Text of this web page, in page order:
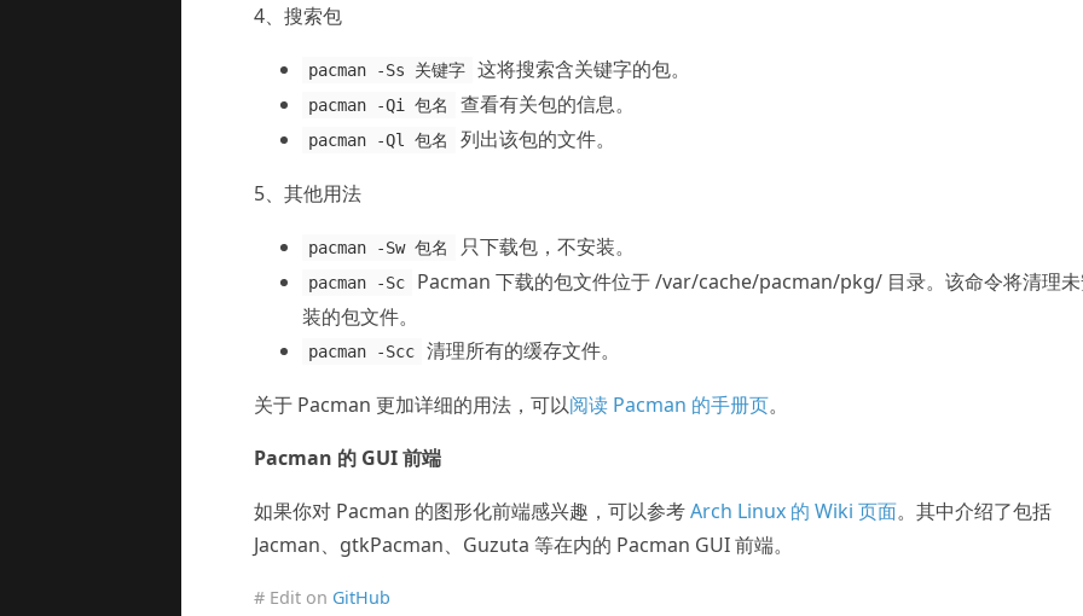
4、搜索包
pacman -Ss 关键字 这将搜索含关键字的包。
pacman -Qi 包名 查看有关包的信息。
pacman -Ql 包名 列出该包的文件。
5、其他用法
pacman -Sw 包名 只下载包，不安装。
pacman -Sc
Pacman 下载的包文件位于 /var/cache/pacman/pkg/ 目录。该命令将清理
装的包文件。
pacman -Scc 清理所有的缓存文件。
关于 Pacman 更加详细的用法，可以阅读 Pacman 的手册页。
Pacman 的 GUI 前端
如果你对 Pacman 的图形化前端感兴趣，可以参考Arch Linux 的 Wiki 页面。其中介绍了包括
Jacman、gtkPacman、Guzuta 等在内的 Pacman GUI 前端。
# Edit on GitHub